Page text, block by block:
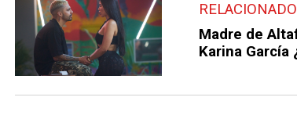
RELACIONADO
Madre de
Karina García